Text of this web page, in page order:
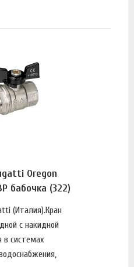
Oregon
бабочка (322)
(Италия).Кран
с накидной
в системах